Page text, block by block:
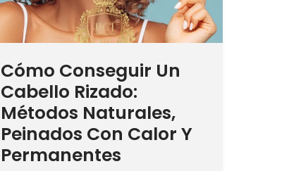
Cómo Conseguir Un
Cabello Rizado:
Métodos Naturales,
Peinados Con Calor Y
Permanentes